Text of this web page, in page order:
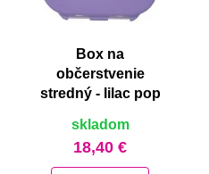
Box na
občerstvenie
stredný - lilac pop
skladom
18,40 €